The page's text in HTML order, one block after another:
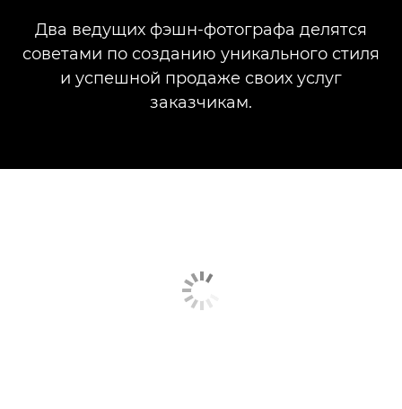
Два ведущих фэшн-фотографа делятся
советами по созданию уникального стиля
и успешной продаже своих услуг
заказчикам.